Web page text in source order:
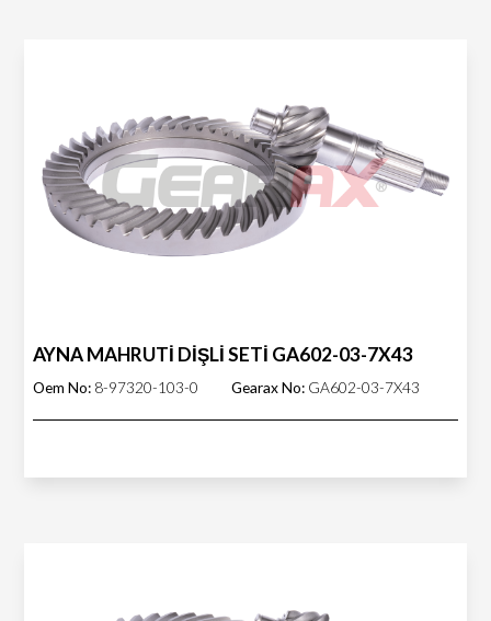
AYNA MAHRUTİ DİŞLİ SETİ GA602-03-7X43
Oem No: 8-97320-103-0 Gearax No: GA602-03-7X43